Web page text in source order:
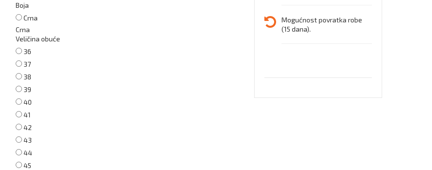
Boja
Crna
Crna
Veličina obuće
36
37
38
39
40
41
42
43
44
45
Mogućnost povratka robe
(15 dana).